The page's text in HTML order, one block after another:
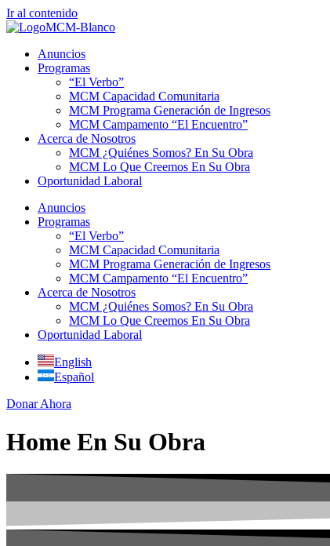
Ir al contenido
Anuncios
Programas
“El Verbo”
MCM Capacidad Comunitaria
MCM Programa Generación de Ingresos
MCM Campamento “El Encuentro”
Acerca de Nosotros
MCM ¿Quiénes Somos? En Su Obra
MCM Lo Que Creemos En Su Obra
Oportunidad Laboral
Anuncios
Programas
“El Verbo”
MCM Capacidad Comunitaria
MCM Programa Generación de Ingresos
MCM Campamento “El Encuentro”
Acerca de Nosotros
MCM ¿Quiénes Somos? En Su Obra
MCM Lo Que Creemos En Su Obra
Oportunidad Laboral
English
Español
Donar Ahora
Home En Su Obra